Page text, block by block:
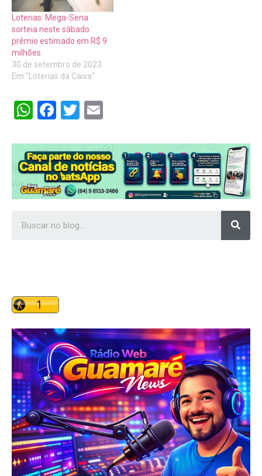
Loterias: Mega-Sena
sorteia neste sábado
prêmio estimado em R$ 9
milhões
30 de setembro de 2023
Em "Loterias da Caixa"
WhatsApp
Facebook
Twitter